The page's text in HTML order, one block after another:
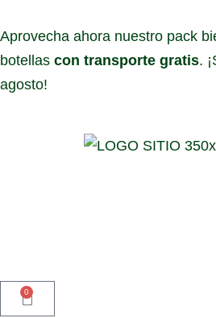
Aprovecha ahora nuestro pack
botellas con transporte gratis.
agosto!
0